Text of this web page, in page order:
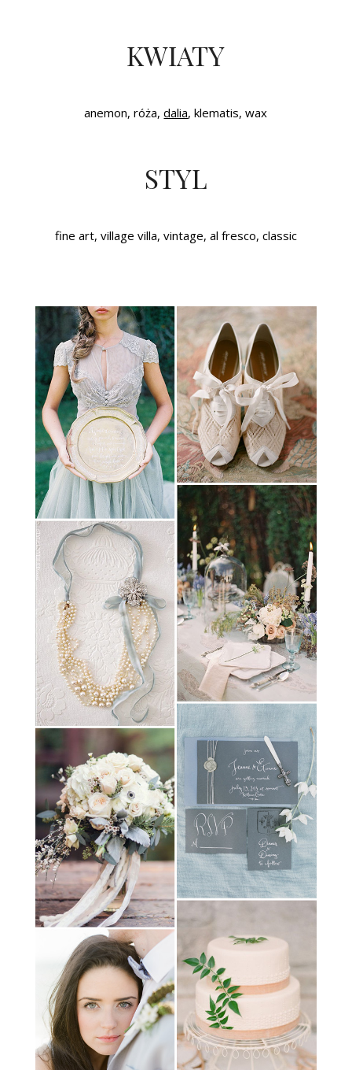
KWIATY
anemon, róża,dalia, klematis, wax
STYL
fine art, village villa, vintage, al fresco, classic